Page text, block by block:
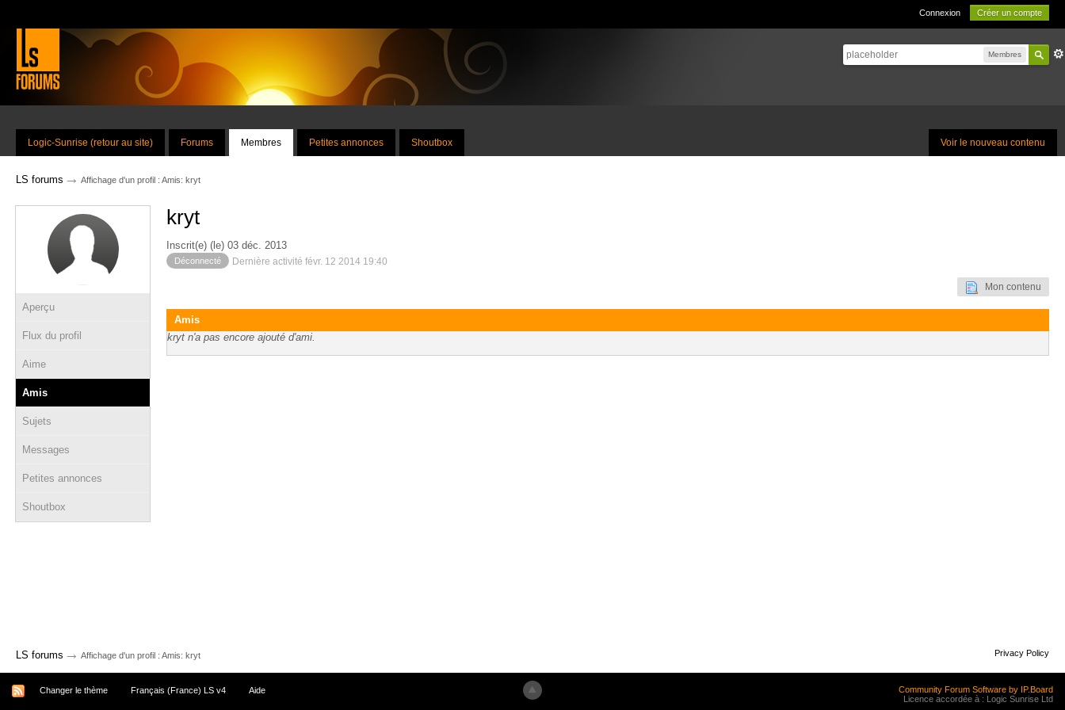
Connexion Créer un compte
Membres
Voir le nouveau contenu
Logic-Sunrise (retour au site) Forums Membres Petites annonces Shoutbox
LS forums → Affichage d'un profil : Amis: kryt
Aperçu
Flux du profil
Aime
Amis
Sujets
Messages
Petites annonces
Shoutbox
kryt
Inscrit(e) (le) 03 déc. 2013
Déconnecté Dernière activité févr. 12 2014 19:40
Mon contenu
Amis
kryt n'a pas encore ajouté d'ami.
LS forums → Affichage d'un profil : Amis: kryt Privacy Policy
Changer le thème Français (France) LS v4 Aide
Community Forum Software by IP.Board
Licence accordée à : Logic Sunrise Ltd